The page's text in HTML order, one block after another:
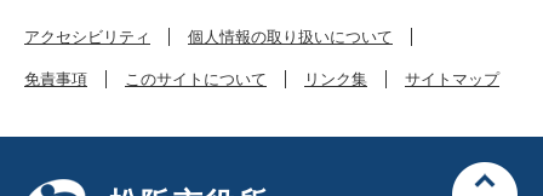
アクセシビリティ 個人情報の取り扱いについて
免責事項 このサイトについて リンク集 サイトマップ